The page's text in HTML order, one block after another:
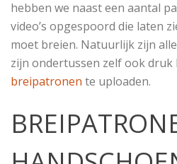
hebben we naast een aantal
video’s opgespoord die laten
moet breien. Natuurlijk zijn
zijn ondertussen zelf ook druk
breipatronen te uploaden.